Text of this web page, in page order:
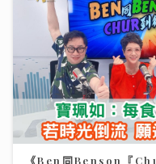
《Ben同Benson『